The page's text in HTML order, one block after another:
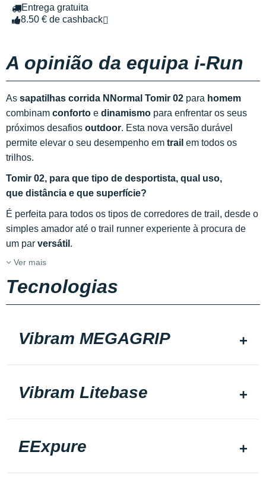
Entrega gratuita
8.50 € de cashback
A opinião da equipa i-Run
As sapatilhas corrida NNormal Tomir 02 para homem
combinam conforto e dinamismo para enfrentar os seus
próximos desafios outdoor. Esta nova versão durável
permite elevar o seu desempenho em trail em todos os
trilhos.
Tomir 02, para que tipo de desportista, qual uso,
que distância e que superfície?
É perfeita para todos os tipos de corredores de trail, desde o
simples amador até o trail runner experiente à procura de
um par versátil .
Ver mais
Tecnologias
Vibram MEGAGRIP
Vibram Litebase
EExpure